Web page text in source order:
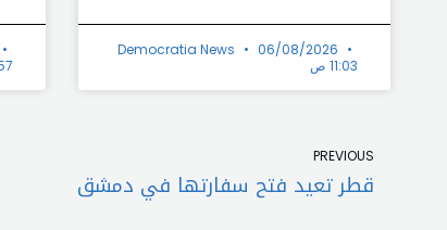
Democratia News
06/08/2026
11:03 ص
PREVIOUS
قطر تعيد فتح سفارتها في دمشق